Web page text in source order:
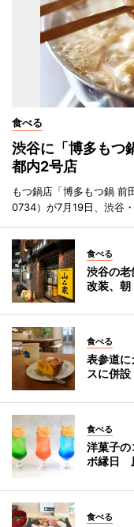
食べる
渋谷に「博多もつ
都内2号店
もつ鍋店「博多もつ鍋
0734）が7月19日、渋谷
食べる
渋谷の
改装、朝
食べる
表参道
スに併設
食べる
洋菓子の
ボ縁日
食べる